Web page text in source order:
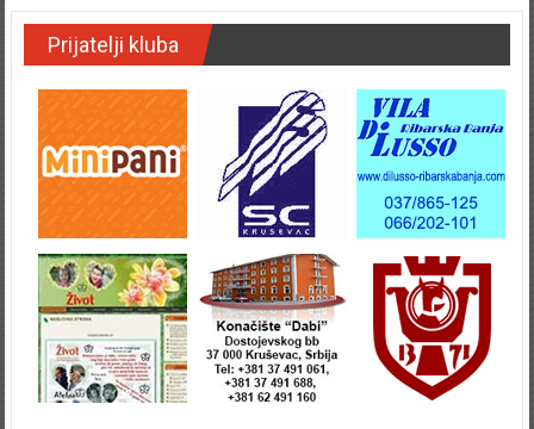
Prijatelji kluba